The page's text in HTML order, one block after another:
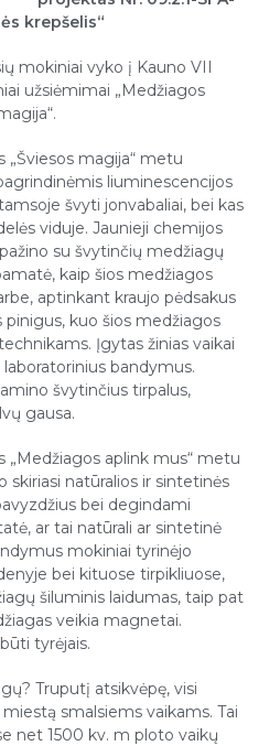
krepšelis“
mokiniai vyko į Kauno VII
užsiėmimai „Medžiagos
„Šviesos magija“ metu
liuminescencijos
švyti jonvabaliai, bei kas
viduje. Jaunieji chemijos
su švytinčių medžiagų
kaip šios medžiagos
aptinkant kraujo pėdsakus
kuo šios medžiagos
Įgytas žinias vaikai
bandymus.
švytinčius tirpalus,
gausa.
„Medžiagos aplink mus“ metu
skiriasi natūralios ir sintetinės
bei degindami
ar tai natūrali ar sintetinė
mokiniai tyrinėjo
bei kituose tirpikliuose,
šiluminis laidumas, taip pat
veikia magnetai.
tyrėjais.
Truputį atsikvėpę, visi
smalsiems vaikams. Tai
net 1500 kv. m ploto vaikų